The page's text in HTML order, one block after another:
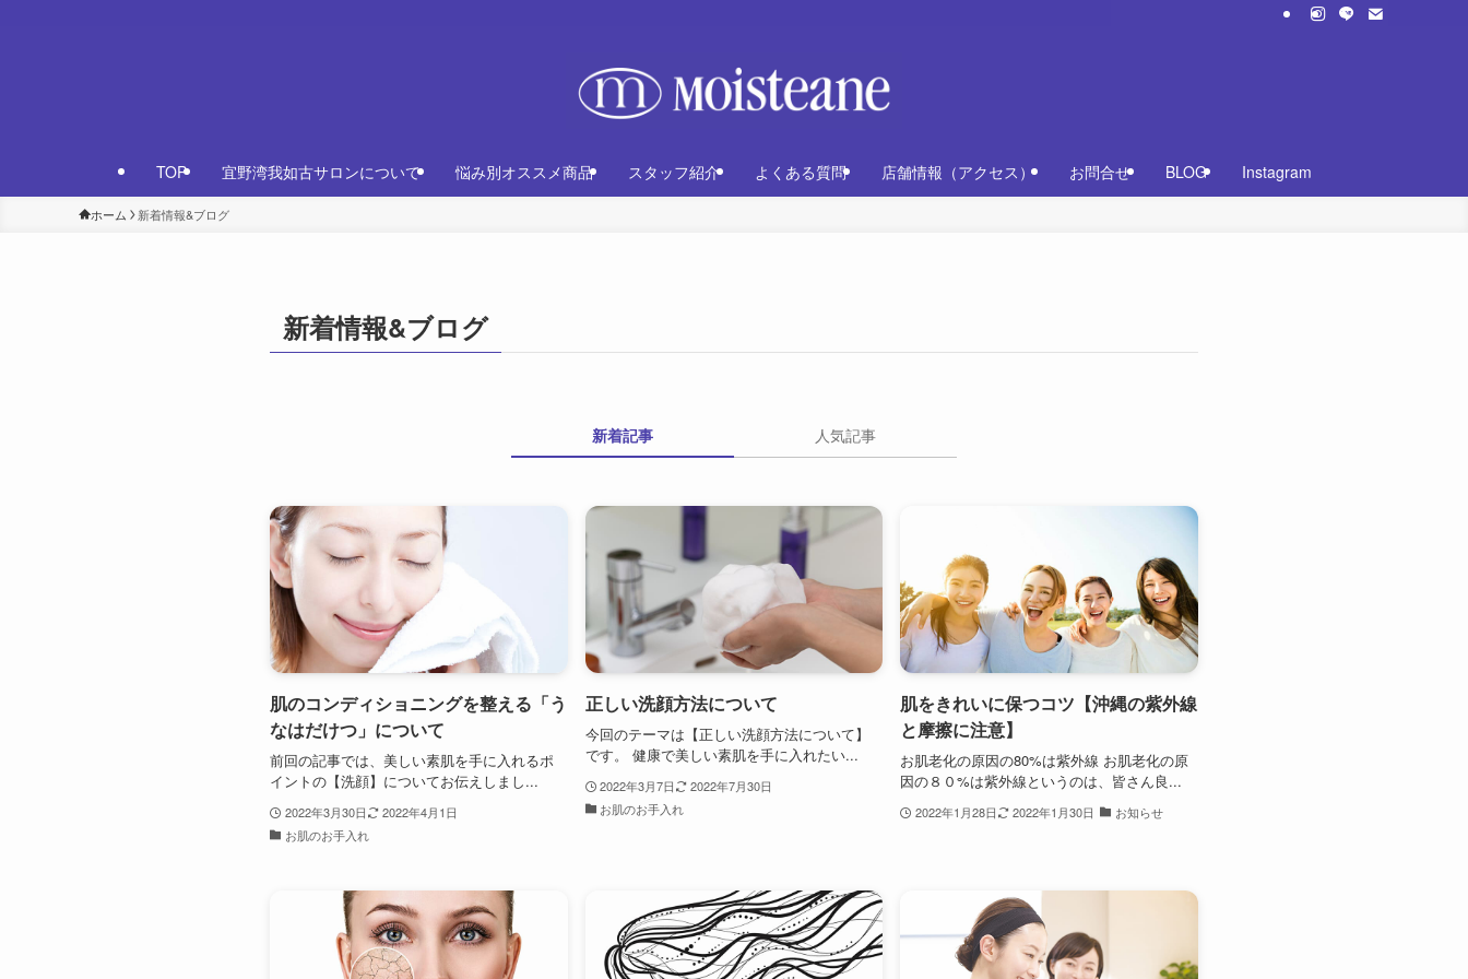
TOP 宜野湾我如古サロンについて 悩み別オススメ商品 スタッフ紹介 よくある質問 店舗情報（アクセス） お問合せ BLOG Instagram
ホーム 新着情報&ブログ
新着情報&ブログ
新着記事 人気記事
肌のコンディショニングを整える「う
なはだけつ」について
前回の記事では、美しい素肌を手に入れるポ
イントの【洗顔】についてお伝えしまし...
2022年3月30日
2022年4月1日
お肌のお手入れ
正しい洗顔方法について
今回のテーマは【正しい洗顔方法について】
です。 健康で美しい素肌を手に入れたい...
2022年3月7日
2022年7月30日
お肌のお手入れ
肌をきれいに保つコツ【沖縄の紫外線
と摩擦に注意】
お肌老化の原因の80%は紫外線 お肌老化の原
因の８０%は紫外線というのは、皆さん良...
2022年1月28日 2022年1月30日 お知らせ